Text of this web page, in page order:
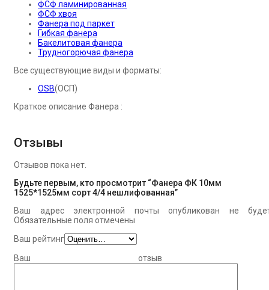
ФСФ ламинированная
ФСФ хвоя
Фанера под паркет
Гибкая фанера
Бакелитовая фанера
Трудногорючая фанера
Все существующие виды и форматы:
OSB(ОСП)
Краткое описание Фанера :
Отзывы
Отзывов пока нет.
Будьте первым, кто просмотрит “Фанера ФК 10мм
1525*1525мм сорт 4/4 нешлифованная”
Ваш адрес электронной почты опубликован не
Обязательные поля отмечены
Ваш рейтинг
Ваш отзыв